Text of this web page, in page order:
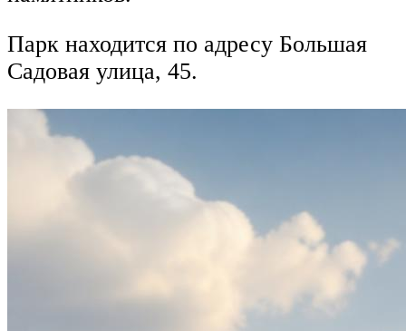
Парк находится по адресу Большая
Садовая улица, 45.